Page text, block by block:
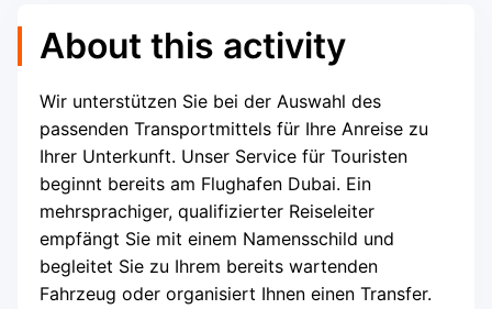
About this activity
Wir unterstützen Sie bei der Auswahl des
passenden Transportmittels für Ihre Anreise zu
Ihrer Unterkunft. Unser Service für Touristen
beginnt bereits am Flughafen Dubai. Ein
mehrsprachiger, qualifizierter Reiseleiter
empfängt Sie mit einem Namensschild und
begleitet Sie zu Ihrem bereits wartenden
Fahrzeug oder organisiert Ihnen einen Transfer.